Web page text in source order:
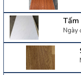
Tấm
Ngày